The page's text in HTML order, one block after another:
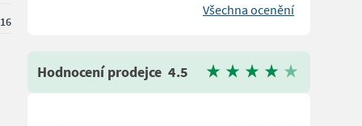
16
Všechna ocenění
Hodnocení prodejce 4.5